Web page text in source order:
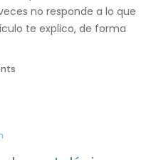
no responde a lo que
te explico, de forma